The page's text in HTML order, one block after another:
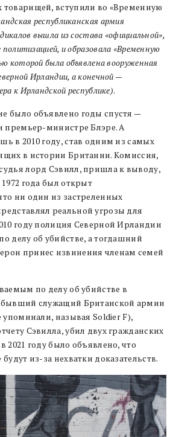
товарищей, вступили во «Временную
республиканская армия
вышла из состава «официальной»,
политизацией, и образовала «Временную
которой была объявлена вооруженная
Ирландии, а конечной —
к Ирландской республике).
было объявлено годы спустя —
премьер-министре Блэре. А
в 2010 году, став одним из самых
в истории Британии. Комиссия,
лорд Сэвилл, пришла к выводу,
года был открыт
ни один из застреленных
реальной угрозы для
году полиция Северной Ирландии
делу об убийстве, а тогдашний
принес извинения членам семей
по делу об убийстве в
бывший служащий Британской армии
упоминали, называя Soldier F),
Сэвилла, убил двух гражданских
2021 году было объявлено, что
из-за нехватки доказательств.